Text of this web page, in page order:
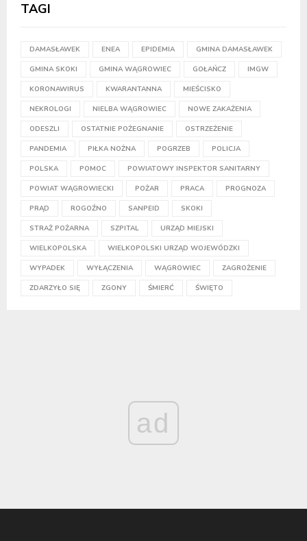
TAGI
DAMASŁAWEK ENEA EPIDEMIA GMINA DAMASŁAWEK
GMINA SKOKI GMINA WĄGROWIEC GOŁAŃCZ IMGW
KORONAWIRUS KWARANTANNA MIEŚCISKO
NEKROLOGI NIELBA WĄGROWIEC NOWE ZAKAŻENIA
ODESZLI OSTATNIE POŻEGNANIE OSTRZEŻENIE
PANDEMIA PIŁKA NOŻNA POGRZEB POLICJA
POLSKA POMOC POWIATOWY INSPEKTOR SANITARNY
POWIAT WĄGROWIECKI POŻAR PRACA PROGNOZA
PRĄD ROGOŹNO SANPEID SKOKI
STRAŻ POŻARNA SZPITAL URZĄD MIEJSKI
WIELKOPOLSKA WIELKOPOLSKI URZĄD WOJEWÓDZKI
WYPADEK WYŁĄCZENIA WĄGROWIEC ZAGROŻENIE
ZDARZYŁO SIĘ ZGONY ŚMIERĆ ŚWIĘTO
ad